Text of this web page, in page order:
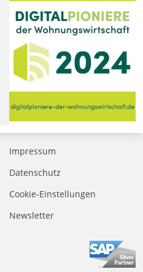
Impressum
Datenschutz
Cookie-Einstellungen
Newsletter